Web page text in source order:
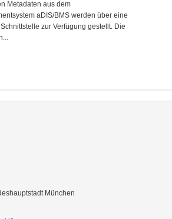
Metadaten aus dem
aDIS/BMS werden über eine
zur Verfügung gestellt. Die
München